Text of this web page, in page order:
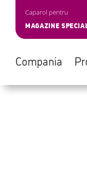
Skip
Caparol pentru
MAGAZINE
Compania